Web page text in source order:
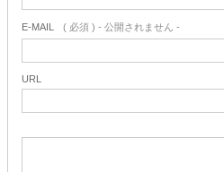
E-MAIL ( 必須 ) - 公開されません -
URL